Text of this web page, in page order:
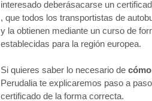
interesado deberásacarse un
, que todos los transportistas de
y la obtienen mediante un curso de
establecidas para la región europea.
Si quieres saber lo necesario de
Perudalia te explicaremos paso a
certificado de la forma correcta.